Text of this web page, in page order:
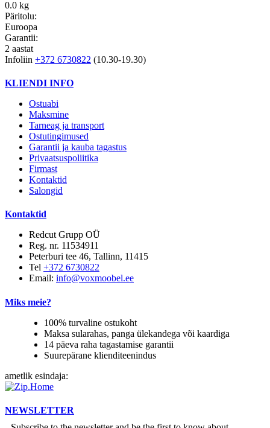
0.0 kg
Päritolu:
Euroopa
Garantii:
2 aastat
Infoliin +372 6730822 (10.30-19.30)
KLIENDI INFO
Ostuabi
Maksmine
Tarneag ja transport
Ostutingimused
Garantii ja kauba tagastus
Privaatsuspoliitika
Firmast
Kontaktid
Salongid
Kontaktid
Redcut Grupp OÜ
Reg. nr. 11534911
Peterburi tee 46, Tallinn, 11415
Tel +372 6730822
Email: info@voxmoobel.ee
Miks meie?
100% turvaline ostukoht
Maksa sularahas, panga ülekandega või kaardiga
14 päeva raha tagastamise garantii
Suurepärane klienditeenindus
ametlik esindaja:
NEWSLETTER